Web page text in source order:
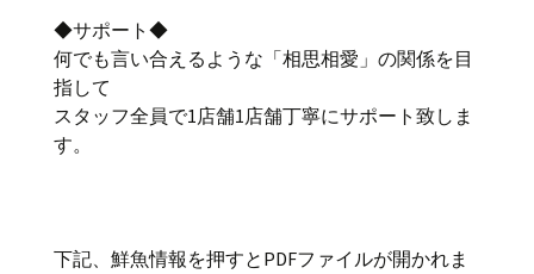
◆サポート◆
何でも言い合えるような「相思相愛」の関係を目
指して
スタッフ全員で1店舗1店舗丁寧にサポート致しま
す。
下記、鮮魚情報を押すとPDFファイルが開かれま